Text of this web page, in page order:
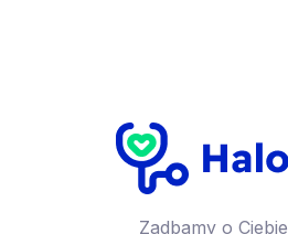
Zadbamy o Ciebie